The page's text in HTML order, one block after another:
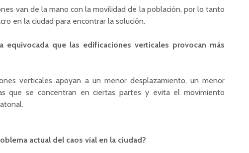
van de la mano con la movilidad de la población, por lo tanto
en la ciudad para encontrar la solución.
equivocada que las edificaciones verticales provocan más
verticales apoyan a un menor desplazamiento, un menor
que se concentran en ciertas partes y evita el movimiento
actual del caos vial en la ciudad?